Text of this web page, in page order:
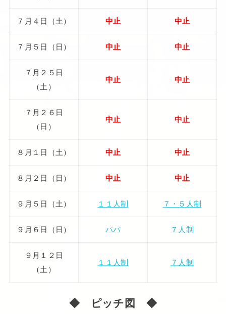
７月４日（土） 中止 中止
７月５日（日） 中止 中止
７月２５日
（土）
中止 中止
７月２６日
（日）
中止 中止
８月１日（土） 中止 中止
８月２日（日） 中止 中止
９月５日（土） １１人制 ７・５人制
９月６日（日） パパ ７人制
９月１２日
（土）
１１人制 ７人制
◆ ピッチ図 ◆